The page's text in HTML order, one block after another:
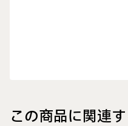
この商品に関連